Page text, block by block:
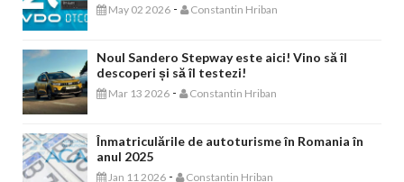
May 02 2026 - Constantin Hriban
Noul Sandero Stepway este aici! Vino să îl
descoperi și să îl testezi!
Mar 13 2026 - Constantin Hriban
Înmatriculările de autoturisme în Romania în
anul 2025
Jan 11 2026 - Constantin Hriban